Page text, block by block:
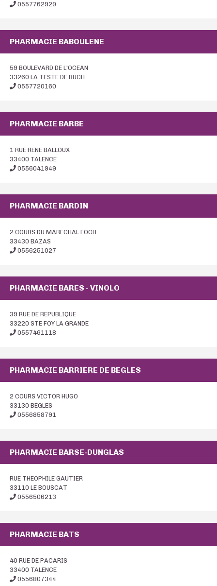
0557762929
PHARMACIE BABOULENE
59 BOULEVARD DE L'OCEAN
33260 LA TESTE DE BUCH
0557720160
PHARMACIE BARBE
1 RUE RENE BALLOUX
33400 TALENCE
0556041949
PHARMACIE BARDIN
2 COURS DU MARECHAL FOCH
33430 BAZAS
0556251027
PHARMACIE BARES - VINOLO
39 RUE DE REPUBLIQUE
33220 STE FOY LA GRANDE
0557461118
PHARMACIE BARRIERE DE BEGLES
2 COURS VICTOR HUGO
33130 BEGLES
0556858791
PHARMACIE BARSE-DUNGLAS
RUE THEOPHILE GAUTIER
33110 LE BOUSCAT
0556506213
PHARMACIE BATS
40 RUE DE PACARIS
33400 TALENCE
0556807344